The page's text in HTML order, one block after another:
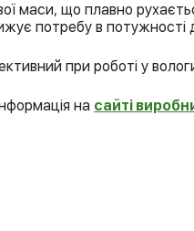
маси, що плавно
потребу в потужності
при роботі у
на сайті